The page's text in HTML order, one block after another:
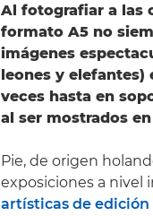
Al fotografiar a las
formato A5 no
imágenes
leones y elefantes)
veces hasta en
al ser mostrados
Pie, de origen
exposiciones a nivel
artísticas de